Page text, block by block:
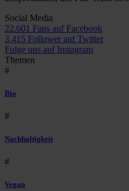
Social Media
22.601 Fans auf Facebook
3.415 Follower auf Twitter
Folge uns auf Instagram
Themen
#
Bio
#
Nachhaltigkeit
#
Vegan